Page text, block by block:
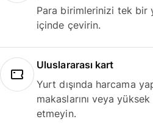
Para birimlerinizi tek bir
içinde çevirin.
Uluslararası kart
Yurt dışında harcama
makaslarını veya
etmeyin.